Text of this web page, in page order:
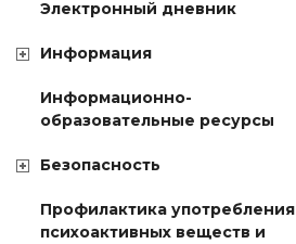
Электронный дневник
Информация
Информационно-
образовательные ресурсы
Безопасность
Профилактика употребления
психоактивных веществ и